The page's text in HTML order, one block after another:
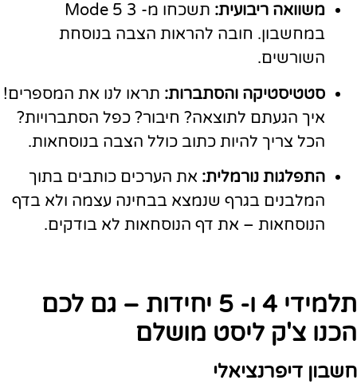
משוואה ריבועית:
תשכחו מ- 3 5 Mode
במחשבון. חובה להראות הצבה בנוסחת
השורשים.
סטטיסטיקה והסתברות: תראו לנו את המספרים!
איך הגעתם לתוצאה? חיבור? כפל הסתברויות?
הכל צריך להיות כתוב כולל הצבה בנוסחאות.
התפלגות נורמלית: את הערכים כותבים בתוך
המלבנים בגרף שנמצא בבחינה עצמה ולא בדף
הנוסחאות – את דף הנוסחאות לא בודקים.
תלמידי 4 ו- 5 יחידות – גם לכם
הכנו צ'ק ליסט מושלם
חשבון דיפרנציאלי